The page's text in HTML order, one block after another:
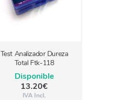
Test Analizador Dureza
Total Ftk-118
Disponible
13.20€
IVA Incl.